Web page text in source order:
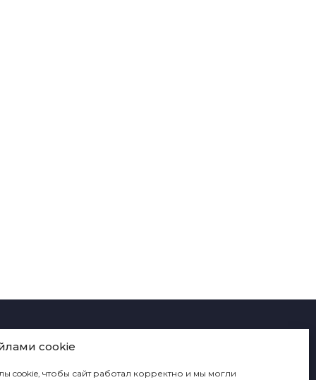
cookie
cookie, чтобы сайт работал корректно и мы могли